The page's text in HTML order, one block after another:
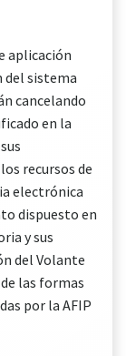
aplicación
del sistema
cancelando
en la
recursos de
electrónica
dispuesto en
y sus
del Volante
las formas
por la AFIP